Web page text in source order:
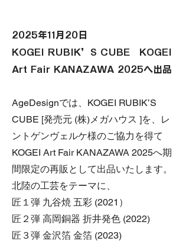
2025年11月20日
KOGEI RUBIK’S CUBE KOGEI
Art Fair KANAZAWA 2025へ出品
AgeDesignでは、KOGEI RUBIK’S
CUBE [発売元 (株)メガハウス ]を、レ
ントゲンヴェルケ様のご協力を得て
KOGEI Art Fair KANAZAWA 2025へ期
間限定の再販として出品いたします。
北陸の工芸をテーマに、
匠１弾 九谷焼 五彩 (2021）
匠２弾 高岡銅器 折井発色 (2022)
匠３弾 金沢箔 金箔 (2023)